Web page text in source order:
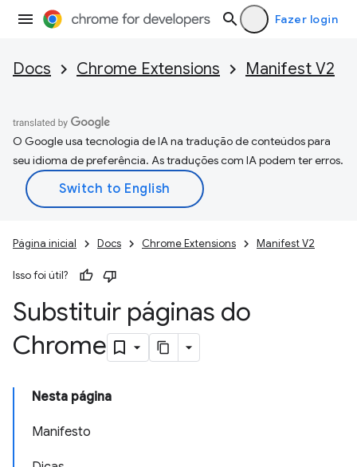
Fazer login
Docs Chrome Extensions Manifest V2
O Google usa tecnologia de IA na tradução de conteúdos para
seu idioma de preferência. As traduções com IA podem ter erros.
Página inicial Docs Chrome Extensions Manifest V2
Isso foi útil?
Substituir páginas do
Chrome
Nesta página
Manifesto